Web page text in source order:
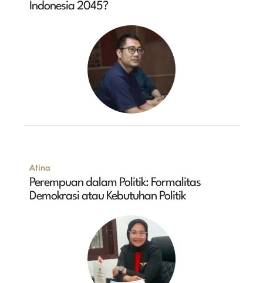
Indonesia 2045?
Atina
Perempuan dalam Politik: Formalitas
Demokrasi atau Kebutuhan Politik